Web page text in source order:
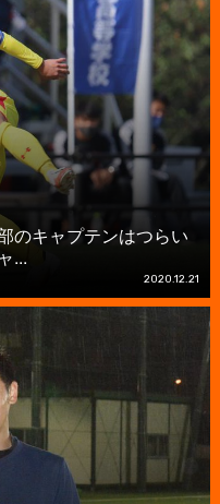
のキャプテンはつらい
...
2020.12.21